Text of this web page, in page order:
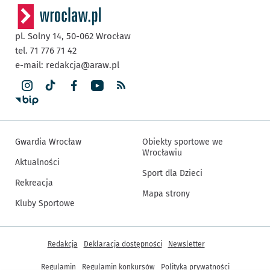
pl. Solny 14, 50-062 Wrocław
tel. 71 776 71 42
e-mail: redakcja@araw.pl
Gwardia Wrocław
Aktualności
Rekreacja
Kluby Sportowe
Obiekty sportowe we
Wrocławiu
Sport dla Dzieci
Mapa strony
Inne informacje
Redakcja Deklaracja dostępności Newsletter
Regulamin Regulamin konkursów Polityka prywatności